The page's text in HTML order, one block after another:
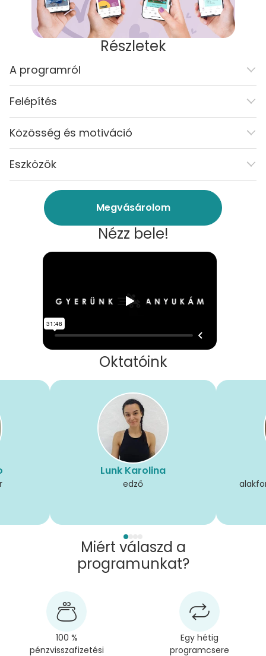
Részletek
A programról
Felépítés
Közösség és motiváció
Eszközök
Megvásárolom
Nézz bele!
Oktatóink
Lunk Karolina
edző
Miért válaszd a
programunkat?
100 %
pénzvisszafizetési
Egy hétig
programcsere